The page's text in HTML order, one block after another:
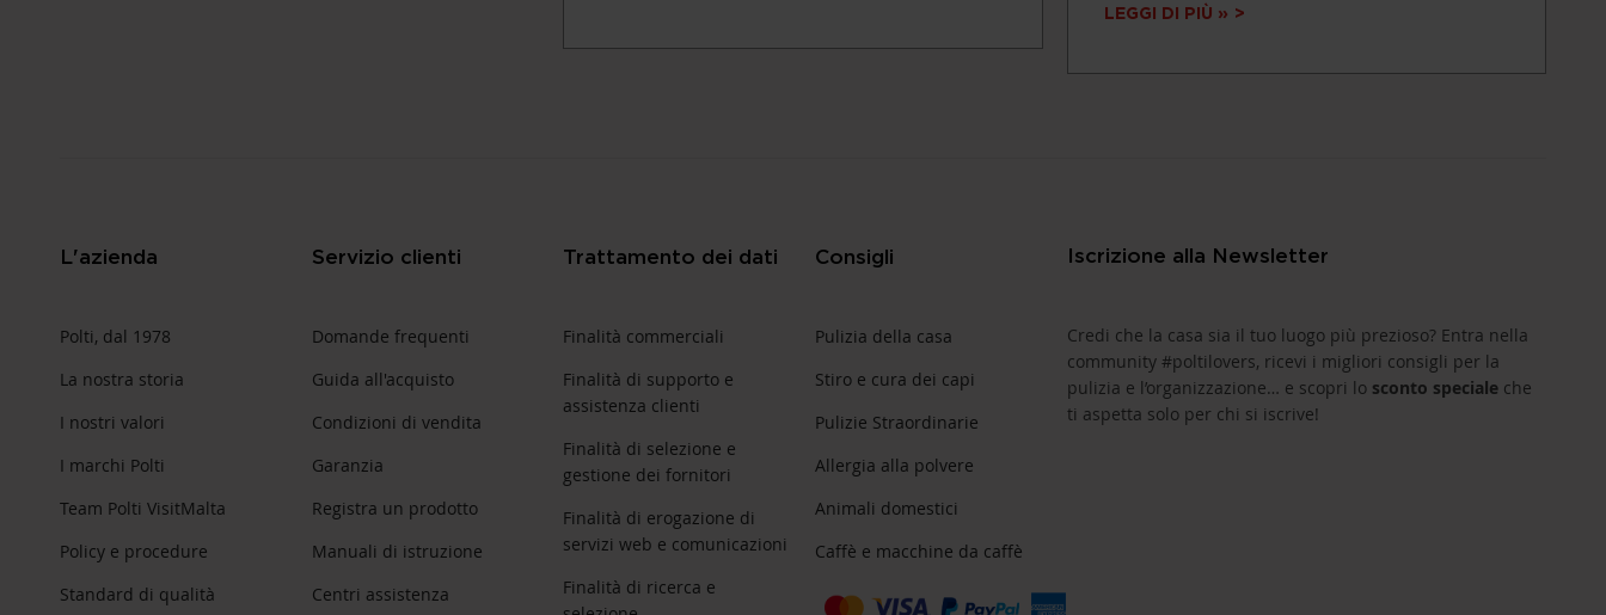
LEGGI DI PIÙ »
L'azienda
Polti, dal 1978
La nostra storia
I nostri valori
I marchi Polti
Team Polti VisitMalta
Policy e procedure
Standard di qualità
Servizio clienti
Domande frequenti
Guida all'acquisto
Condizioni di vendita
Garanzia
Registra un prodotto
Manuali di istruzione
Centri assistenza
Trattamento dei dati
Finalità commerciali
Finalità di supporto e
assistenza clienti
Finalità di selezione e
gestione dei fornitori
Finalità di erogazione di
servizi web e comunicazioni
Finalità di ricerca e
Consigli
Pulizia della casa
Stiro e cura dei capi
Pulizie Straordinarie
Allergia alla polvere
Animali domestici
Caffè e macchine da caffè
Iscrizione alla Newsletter
Credi che la casa sia il tuo luogo più prezioso? Entra nella
community #poltilovers, ricevi i migliori consigli per la
pulizia e l’organizzazione… e scopri lo sconto speciale che
ti aspetta solo per chi si iscrive!